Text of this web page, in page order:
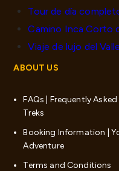
Tour de día
Camino Inca Corto
Viaje de lujo del
ABOUT US
FAQs | Frequently
Treks
Booking Information |
Adventure
Terms and Conditions